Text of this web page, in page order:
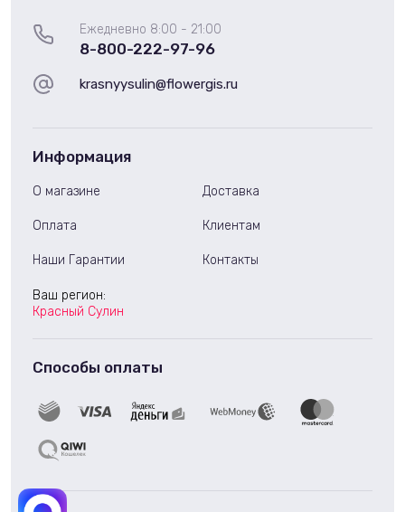
Ежедневно 8:00 - 21:00
8-800-222-97-96
krasnyysulin@flowergis.ru
Информация
О магазине Доставка
Оплата Клиентам
Наши Гарантии Контакты
Ваш регион:
Красный Сулин
Способы оплаты